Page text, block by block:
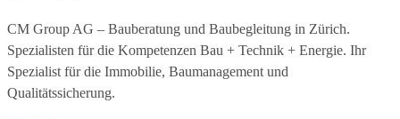
CM Group AG – Bauberatung und Baubegleitung in Zürich.
Spezialisten für die Kompetenzen Bau + Technik + Energie. Ihr
Spezialist für die Immobilie, Baumanagement und
Qualitätssicherung.